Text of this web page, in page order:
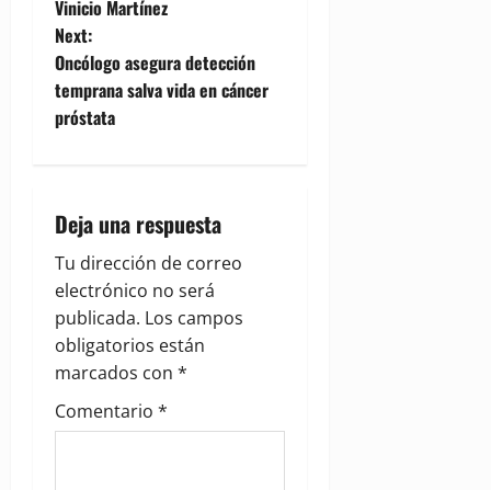
s
t
n
v
i
g
a
t
i
Vinicio Martínez
Next:
Oncólogo asegura detección
temprana salva vida en cáncer
próstata
Deja una respuesta
Tu dirección de correo
electrónico no será
publicada. Los campos
obligatorios están
marcados con *
Comentario *